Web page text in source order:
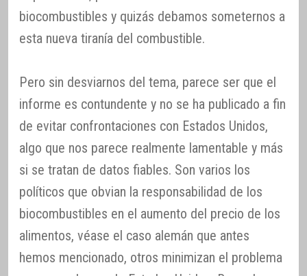
biocombustibles y quizás debamos someternos a
esta nueva tiranía del combustible.
Pero sin desviarnos del tema, parece ser que el
informe es contundente y no se ha publicado a fin
de evitar confrontaciones con Estados Unidos,
algo que nos parece realmente lamentable y más
si se tratan de datos fiables. Son varios los
políticos que obvian la responsabilidad de los
biocombustibles en el aumento del precio de los
alimentos, véase el caso alemán que antes
hemos mencionado, otros minimizan el problema